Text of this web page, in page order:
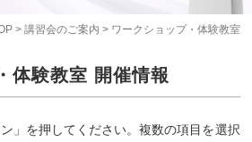
> 講習会のご案内 > ワークショップ・体験教室
体験教室 開催情報
」を押してください。複数の項目を選択